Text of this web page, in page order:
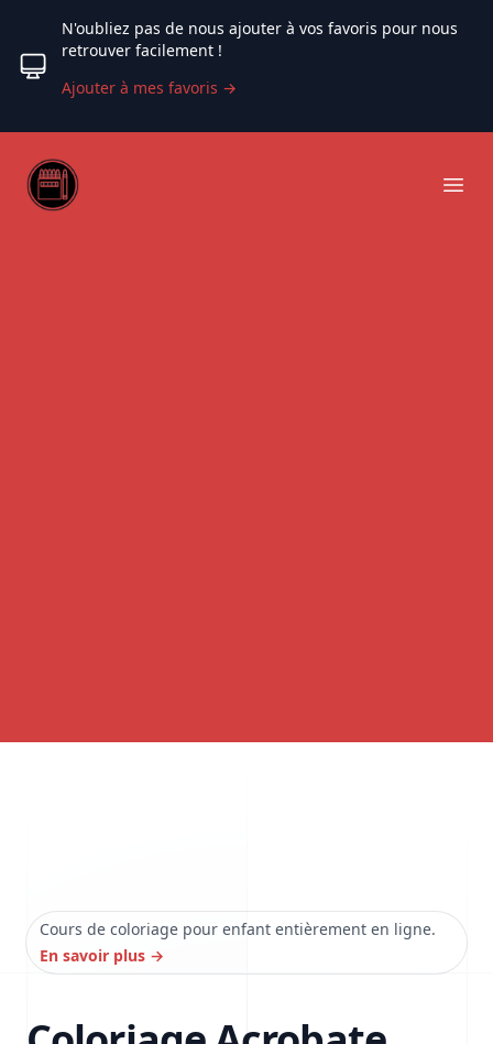
N'oubliez pas de nous ajouter à vos favoris pour nous
retrouver facilement !
Ajouter à mes favoris →
Web coloriage
Cours de coloriage pour enfant entièrement en ligne.
En savoir plus →